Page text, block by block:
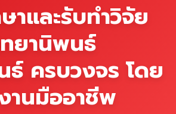
าและรับทำวิจัย
ยานิพนธ์
ครบวงจร โดย
านมืออาชีพ